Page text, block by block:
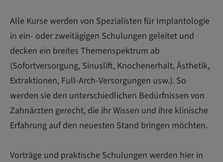
Alle Kurse werden von Spezialisten für Implantologie
in ein- oder zweitägigen Schulungen geleitet und
decken ein breites Themenspektrum ab
(Sofortversorgung, Sinuslift, Knochenerhalt, Ästhetik,
Extraktionen, Full-Arch-Versorgungen usw.). So
werden sie den unterschiedlichen Bedürfnissen von
Zahnärzten gerecht, die ihr Wissen und ihre klinische
Erfahrung auf den neuesten Stand bringen möchten.
Vorträge und praktische Schulungen werden hier in